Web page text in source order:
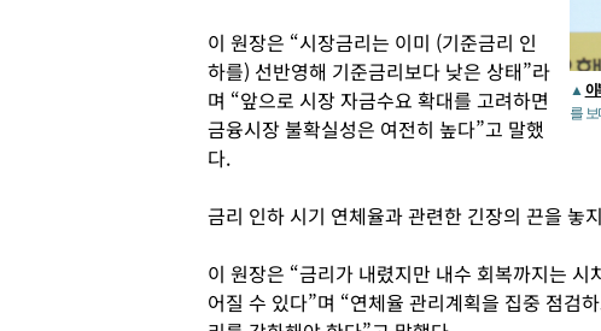
▲ 이
를
이 원장은 “시장금리는 이미 (기준금리 인
하를) 선반영해 기준금리보다 낮은 상태”라
며 “앞으로 시장 자금수요 확대를 고려하면
금융시장 불확실성은 여전히 높다”고 말했
다.
금리 인하 시기 연체율과 관련한 긴장의 끈을 놓
이 원장은 “금리가 내렸지만 내수 회복까지는
어질 수 있다”며 “연체율 관리계획을 집중 점검